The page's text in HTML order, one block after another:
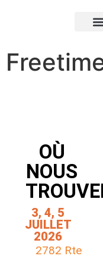
OÙ
NOUS
3, 4, 5
JUILLET
2026
2782 Rte